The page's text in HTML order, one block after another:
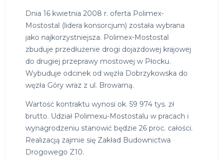
Dnia 16 kwietnia 2008 r. oferta Polimex-
Mostostal (lidera konsorcjum) została wybrana
jako najkorzystniejsza. Polimex-Mostostal
zbuduje przedłużenie drogi dojazdowej krajowej
do drugiej przeprawy mostowej w Płocku.
Wybuduje odcinek od węzła Dobrzykowska do
węzła Góry wraz z ul. Browarną.
Wartość kontraktu wynosi ok. 59 974 tys. zł
brutto. Udział Polimexu-Mostostalu w pracach i
wynagrodzeniu stanowić będzie 26 proc. całości.
Realizacją zajmie się Zakład Budownictwa
Drogowego Z10.